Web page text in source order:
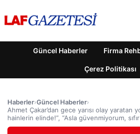
Güncel Haberler Firma
Çerez Politikası
Haberler›Güncel Haberler›
Ahmet Çakar’dan gece yarısı olay yaratan
hainlerin elinde!”, “Asla güvenmiyorum,